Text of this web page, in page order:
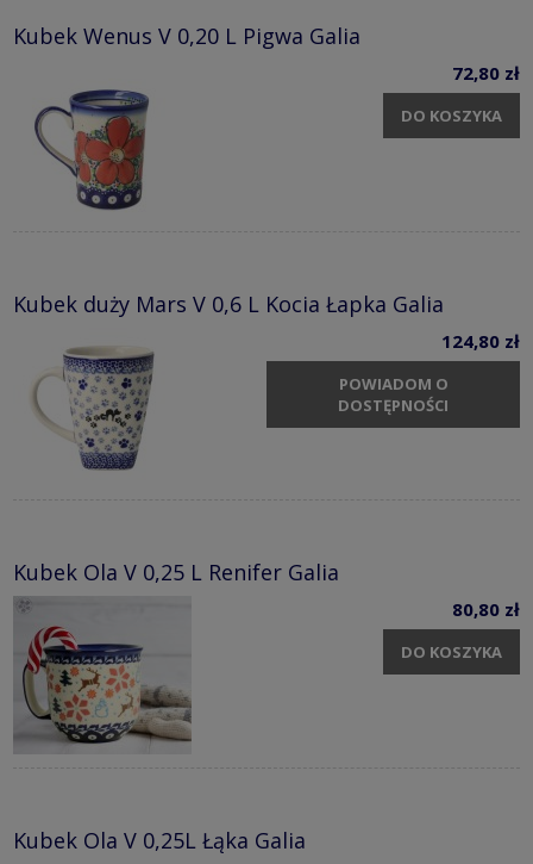
Kubek Wenus V 0,20 L Pigwa Galia
72,80 zł
DO KOSZYKA
Kubek duży Mars V 0,6 L Kocia Łapka Galia
124,80 zł
POWIADOM O
DOSTĘPNOŚCI
Kubek Ola V 0,25 L Renifer Galia
80,80 zł
DO KOSZYKA
Kubek Ola V 0,25L Łąka Galia